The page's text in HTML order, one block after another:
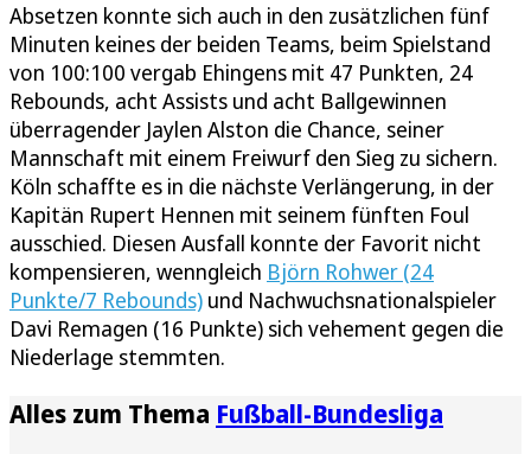
Absetzen konnte sich auch in den zusätzlichen fünf
Minuten keines der beiden Teams, beim Spielstand
von 100:100 vergab Ehingens mit 47 Punkten, 24
Rebounds, acht Assists und acht Ballgewinnen
überragender Jaylen Alston die Chance, seiner
Mannschaft mit einem Freiwurf den Sieg zu sichern.
Köln schaffte es in die nächste Verlängerung, in der
Kapitän Rupert Hennen mit seinem fünften Foul
ausschied. Diesen Ausfall konnte der Favorit nicht
kompensieren, wenngleich Björn Rohwer (24
Punkte/7 Rebounds) und Nachwuchsnationalspieler
Davi Remagen (16 Punkte) sich vehement gegen die
Niederlage stemmten.
Alles zum Thema Fußball-Bundesliga